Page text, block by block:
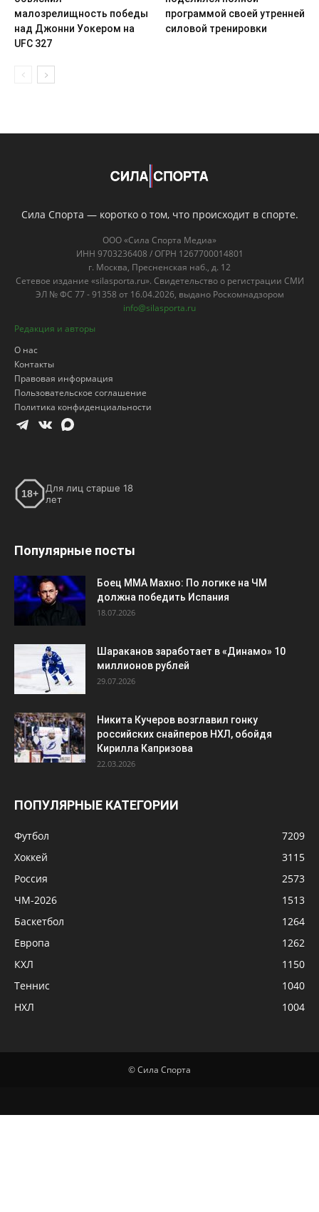
малозрелищность победы
над Джонни Уокером на
UFC 327
программой своей утренней
силовой тренировки
Сила Спорта — коротко о том, что происходит в спорте.
ООО «Сила Спорта Медиа»
ИНН 9703236408 / ОГРН 1267700014801
г. Москва, Пресненская наб., д. 12
Сетевое издание «silasporta.ru». Свидетельство о регистрации СМИ
ЭЛ № ФС 77 - 91358 от 16.04.2026, выдано Роскомнадзором
info@silasporta.ru
Редакция и авторы
О нас
Контакты
Правовая информация
Пользовательское соглашение
Политика конфиденциальности
18+
Для лиц старше 18
лет
Популярные посты
Боец ММА Махно: По логике на ЧМ
должна победить Испания
18.07.2026
Шараканов заработает в «Динамо» 10
миллионов рублей
29.07.2026
Никита Кучеров возглавил гонку
российских снайперов НХЛ, обойдя
Кирилла Капризова
22.03.2026
ПОПУЛЯРНЫЕ КАТЕГОРИИ
Футбол
7209
Хоккей
3115
Россия
2573
ЧМ-2026
1513
Баскетбол
1264
Европа
1262
КХЛ
1150
Теннис
1040
НХЛ
1004
© Сила Спорта